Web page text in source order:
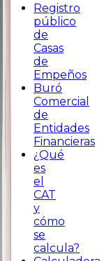
Registro
público
de
Casas
de
Empeños
Buró
Comercial
de
Entidades
Financieras
¿Qué
es
el
CAT
y
cómo
se
calcula?